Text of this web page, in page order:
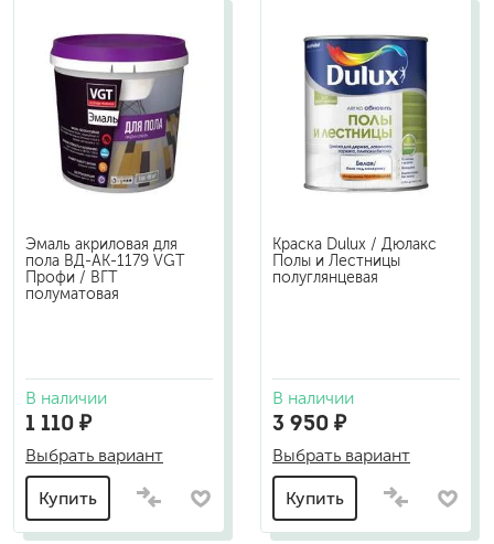
Эмаль акриловая для
пола ВД-АК-1179 VGT
Профи / ВГТ
полуматовая
В наличии
1 110 ₽
Выбрать вариант
Купить
Краска Dulux / Дюлакс
Полы и Лестницы
полуглянцевая
В наличии
3 950 ₽
Выбрать вариант
Купить